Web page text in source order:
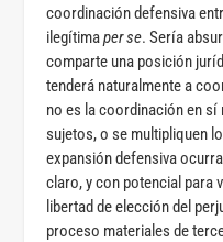
coordinación defensiva
ilegítimaper se. Sería
comparte una posición
tenderá naturalmente a
no es la coordinación en
sujetos, o se multipliquen
expansión defensiva
claro, y con potencial para
libertad de elección del
proceso materiales de